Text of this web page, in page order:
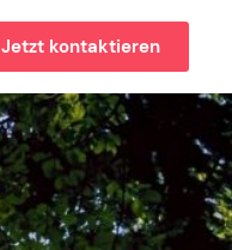
Jetzt kontaktieren